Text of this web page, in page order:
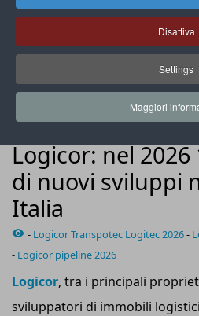
Disattiva
Settings
Maggiori
Logicor nel 2024-2025 ha
sviluppi e 170.000 mq
Logicor: nel 2026
di nuovi sviluppi
Italia
- Logicor Transpotec Logitec 2026-
- Logicor pipeline 2026
Logicor, tra i principali
sviluppatori di immobili